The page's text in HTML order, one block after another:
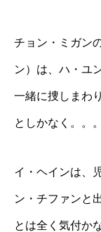
チョン・ミガン
ン）は、ハ・ユ
一緒に捜しまわ
としかなく。。。
イ・ヘインは、
ン・チファンと
とは全く気付か